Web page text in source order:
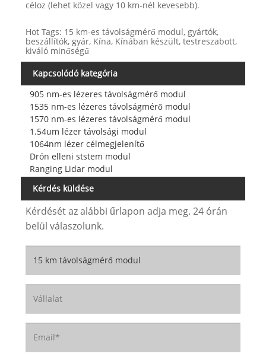
céloz (lehet közel vagy 10 km-nél kevesebb).
Hot Tags: 15 km-es távolságmérő modul, gyártók,
beszállítók, gyár, Kína, Kínában készült, testreszabott,
kiváló minőségű
Kapcsolódó kategória
905 nm-es lézeres távolságmérő modul
1535 nm-es lézeres távolságmérő modul
1570 nm-es lézeres távolságmérő modul
1.54um lézer távolsági modul
1064nm lézer célmegjelenítő
Drón elleni ststem modul
Ranging Lidar modul
Kérdés küldése
Kérdését az alábbi űrlapon adja meg. 24 órán
belül válaszolunk.